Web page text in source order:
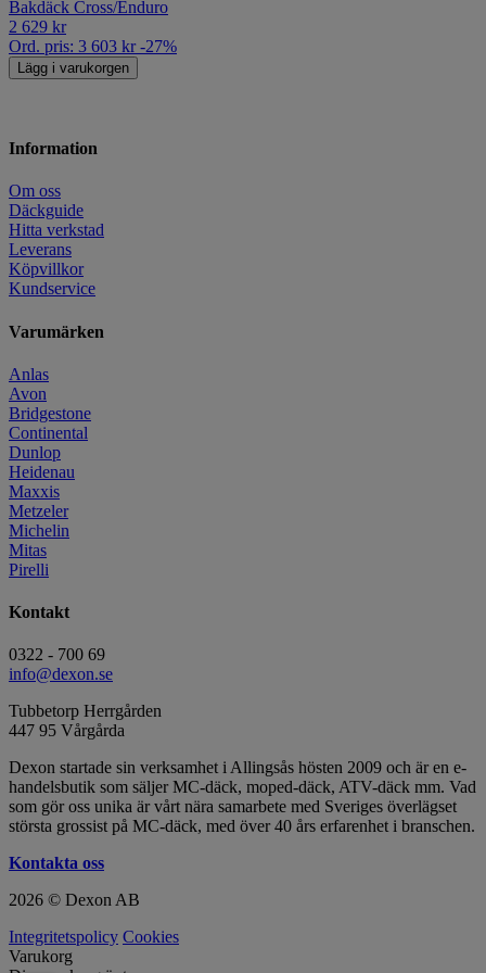
Bakdäck Cross/Enduro
2 629 kr
Ord. pris: 3 603 kr -27%
Lägg i varukorgen
Information
Om oss
Däckguide
Hitta verkstad
Leverans
Köpvillkor
Kundservice
Varumärken
Anlas
Avon
Bridgestone
Continental
Dunlop
Heidenau
Maxxis
Metzeler
Michelin
Mitas
Pirelli
Kontakt
0322 - 700 69
info@dexon.se
Tubbetorp Herrgården
447 95 Vårgårda
Dexon startade sin verksamhet i Allingsås hösten 2009 och är en e-
handelsbutik som säljer MC-däck, moped-däck, ATV-däck mm. Vad
som gör oss unika är vårt nära samarbete med Sveriges överlägset
största grossist på MC-däck, med över 40 års erfarenhet i branschen.
Kontakta oss
2026 © Dexon AB
Integritetspolicy Cookies
Varukorg